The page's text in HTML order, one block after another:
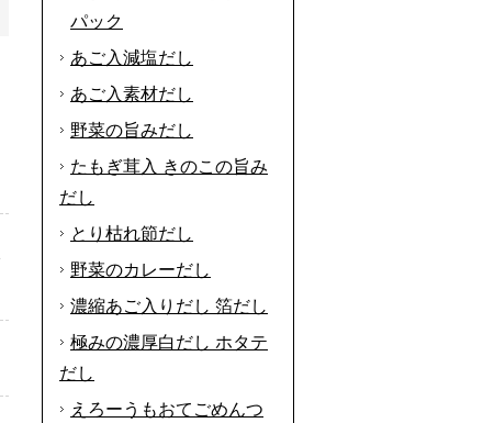
パック
あご入減塩だし
あご入素材だし
野菜の旨みだし
たもぎ茸入 きのこの旨み
だし
とり枯れ節だし
野菜のカレーだし
濃縮あご入りだし 箔だし
極みの濃厚白だし ホタテ
だし
えろーうもおてごめんつ